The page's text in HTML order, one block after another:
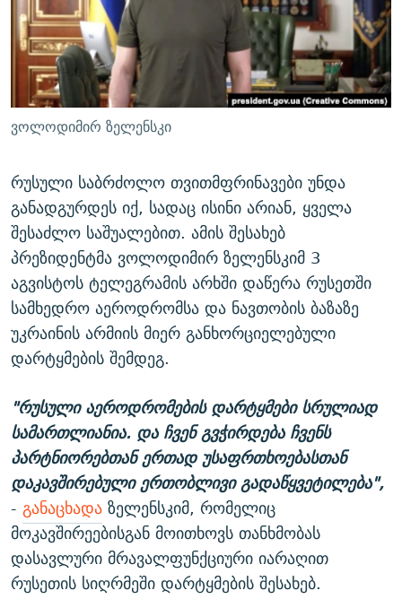
ᲛᲝᲚᲐᲞᲐᲠᲐᲙᲔ ᲢᲔᲥᲡᲢᲔᲑᲘ
ᲨᲘᲜ - ᲣᲪᲮᲝᲔᲗᲨᲘ
ᲚᲘᲢᲔᲠᲐᲢᲣᲠᲣᲚᲘ ᲬᲐᲮᲜᲐᲒᲔᲑᲘ
ᲐᲛᲔᲠᲘᲙᲣᲚᲘ ᲛᲝᲗᲮᲠᲝᲑᲐ
ᲩᲔᲛᲘ ᲡᲘᲙᲕᲓᲘᲚᲘᲡ ᲛᲘᲖᲔᲖᲘᲐ COVID-19
11 ᲬᲔᲚᲘ - 11 ᲐᲛᲑᲐᲕᲘ
ᲡᲐᲞᲐᲠᲚᲐᲛᲔᲜᲢᲝ ᲐᲠᲩᲔᲕᲜᲔᲑᲘᲡ ᲘᲡᲢᲝᲠᲘᲐ
ᲑᲐᲕᲨᲕᲔᲑᲘ ᲞᲠᲝᲡᲢᲘᲢᲣᲪᲘᲐᲨᲘ - ᲐᲛᲝᲣᲗᲥᲛᲔᲚᲘ ᲐᲛᲑᲐᲕᲘ
ᲐᲒᲕᲘᲡᲢᲝᲡ ᲝᲛᲘ
ПРИВЕТ ᲙᲣᲚᲢᲣᲠᲐ
ᲒᲐᲛᲝᲘᲬᲔᲠᲔ
რთე/რთ-ის ყველა საიტი
ვოლოდიმირ ზელენსკი
რუსული საბრძოლო თვითმფრინავები უნდა
განადგურდეს იქ, სადაც ისინი არიან, ყველა
შესაძლო საშუალებით. ამის შესახებ
პრეზიდენტმა ვოლოდიმირ ზელენსკიმ 3
აგვისტოს ტელეგრამის არხში დაწერა რუსეთში
სამხედრო აეროდრომსა და ნავთობის ბაზაზე
უკრაინის არმიის მიერ განხორციელებული
დარტყმების შემდეგ.
"რუსული აეროდრომების დარტყმები სრულიად
სამართლიანია. და ჩვენ გვჭირდება ჩვენს
პარტნიორებთან ერთად უსაფრთხოებასთან
დაკავშირებული ერთობლივი გადაწყვეტილება",
- განაცხადაზელენსკიმ, რომელიც
მოკავშირეებისგან მოითხოვს თანხმობას
დასავლური მრავალფუნქციური იარაღით
რუსეთის სიღრმეში დარტყმების შესახებ.